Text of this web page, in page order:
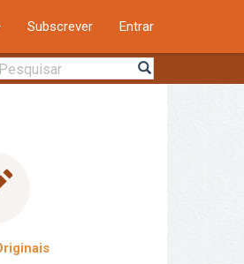
Subscrever Entrar